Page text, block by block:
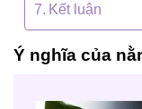
Kết luận
Ý nghĩa của